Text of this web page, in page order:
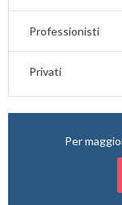
Professionisti
Privati
Per